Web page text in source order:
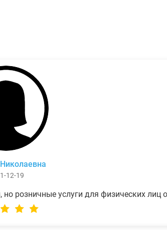
12-19
розничные услуги для физических лиц